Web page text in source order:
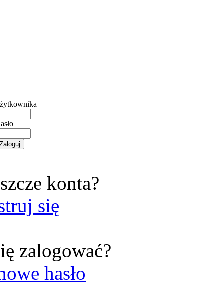
konta?
się
zalogować?
hasło